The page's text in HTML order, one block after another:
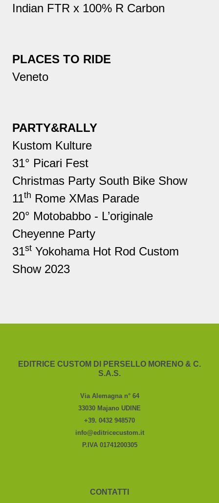
Indian FTR x 100% R Carbon
PLACES TO RIDE
Veneto
PARTY&RALLY
Kustom Kulture
31° Picari Fest
Christmas Party South Bike Show
11th Rome XMas Parade
20° Motobabbo - L’originale
Cheyenne Party
31st Yokohama Hot Rod Custom
Show 2023
EDITRICE CUSTOM DI PERSELLO MORENO & C.
S.A.S.
Via Alemagna n° 64
33030 Majano UDINE
+39. 0432 948570
info@editricecustom.it
P.IVA 01741200305
CONTATTI